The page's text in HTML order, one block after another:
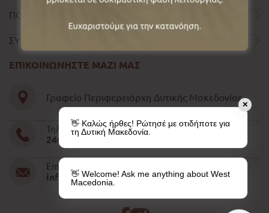
ΠΟΛΙΤΙΚΗ ΑΠΟΡΡΗΤΟΥ
ΣΥΝΤΕΛΕΣΤΕΣ
ΕΠΙΚΟΙΝΩΝΗΣΤΕ ΜΑΖΙ ΜΑΣ
Γραφείο Περιφερειάρχη Δυτικής Μακεδονίας
Τηλέφωνο
2461052610-11-15
Email
info@pdm.gov.gr
✕
👋 Καλώς ήρθες! Ρώτησέ με οτιδήποτε για
τη Δυτική Μακεδονία.
👋 Welcome! Ask me anything about West
Macedonia.